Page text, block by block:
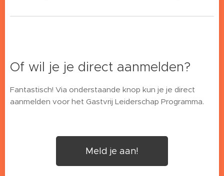
Of wil je je direct aanmelden?
Fantastisch! Via onderstaande knop kun je je direct
aanmelden voor het Gastvrij Leiderschap Programma.
Meld je aan!